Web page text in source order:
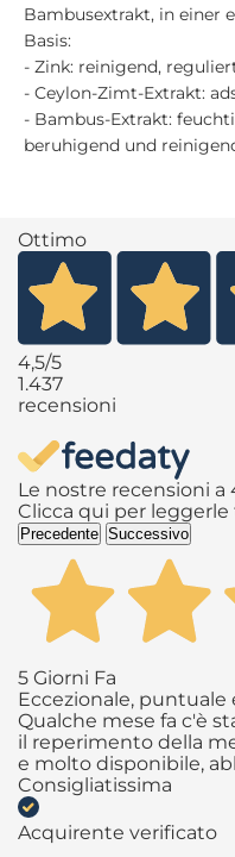
Bambusextrakt, in einer
Basis:
- Zink: reinigend,
- Ceylon-Zimt-Extrakt:
- Bambus-Extrakt:
beruhigend und
Ottimo
4,5/5
1.437
recensioni
Le nostre recensioni a
Clicca qui per
Precedente Successivo
5 Giorni Fa
Eccezionale, puntuale
Qualche mese fa c'è
il reperimento della
e molto disponibile,
Consigliatissima
Acquirente verificato